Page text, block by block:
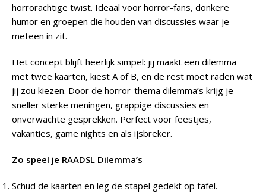
horrorachtige twist. Ideaal voor horror-fans, donkere
humor en groepen die houden van discussies waar je
meteen in zit.
Het concept blijft heerlijk simpel: jij maakt een dilemma
met twee kaarten, kiest A of B, en de rest moet raden wat
jij zou kiezen. Door de horror-thema dilemma’s krijg je
sneller sterke meningen, grappige discussies en
onverwachte gesprekken. Perfect voor feestjes,
vakanties, game nights en als ijsbreker.
Zo speel je RAADSL Dilemma’s
Schud de kaarten en leg de stapel gedekt op tafel.